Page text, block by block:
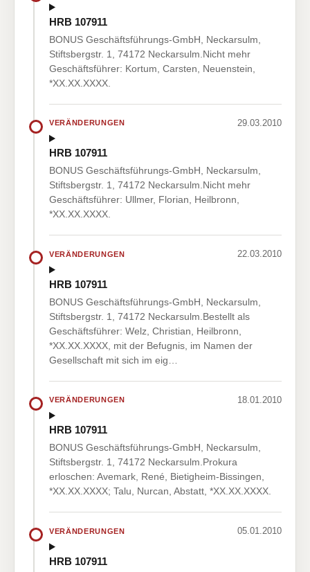
HRB 107911
BONUS Geschäftsführungs-GmbH, Neckarsulm,
Stiftsbergstr. 1, 74172 Neckarsulm.Nicht mehr
Geschäftsführer: Kortum, Carsten, Neuenstein,
*XX.XX.XXXX.
VERÄNDERUNGEN 29.03.2010
HRB 107911
BONUS Geschäftsführungs-GmbH, Neckarsulm,
Stiftsbergstr. 1, 74172 Neckarsulm.Nicht mehr
Geschäftsführer: Ullmer, Florian, Heilbronn,
*XX.XX.XXXX.
VERÄNDERUNGEN 22.03.2010
HRB 107911
BONUS Geschäftsführungs-GmbH, Neckarsulm,
Stiftsbergstr. 1, 74172 Neckarsulm.Bestellt als
Geschäftsführer: Welz, Christian, Heilbronn,
*XX.XX.XXXX, mit der Befugnis, im Namen der
Gesellschaft mit sich im eig…
VERÄNDERUNGEN 18.01.2010
HRB 107911
BONUS Geschäftsführungs-GmbH, Neckarsulm,
Stiftsbergstr. 1, 74172 Neckarsulm.Prokura
erloschen: Avemark, René, Bietigheim-Bissingen,
*XX.XX.XXXX; Talu, Nurcan, Abstatt, *XX.XX.XXXX.
VERÄNDERUNGEN 05.01.2010
HRB 107911